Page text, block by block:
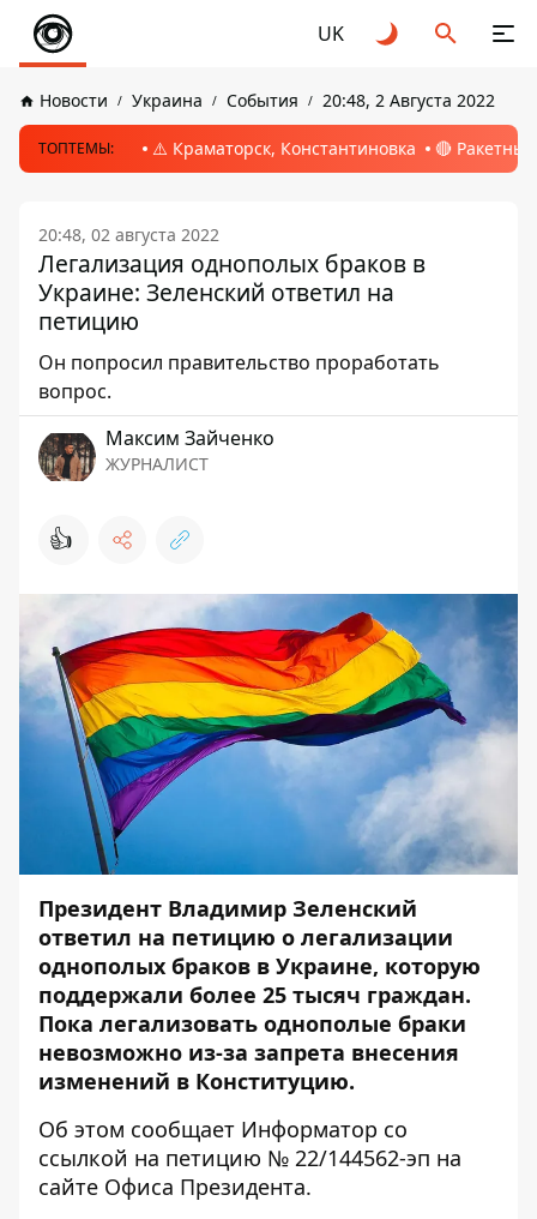
UK
Новости Украина События 20:48, 2 Августа 2022
ТОПТЕМЫ: ⚠️ Краматорск, Константиновка 🔴
20:48, 02 августа 2022
Легализация однополых браков в
Украине: Зеленский ответил на
петицию
Он попросил правительство проработать
вопрос.
Максим Зайченко
ЖУРНАЛИСТ
👍
Президент Владимир Зеленский
ответил на петицию о легализации
однополых браков в Украине, которую
поддержали более 25 тысяч граждан.
Пока легализовать однополые браки
невозможно из-за запрета внесения
изменений в Конституцию.
Об этом сообщает Информатор со
ссылкой на петицию № 22/144562-эп на
сайте Офиса Президента.